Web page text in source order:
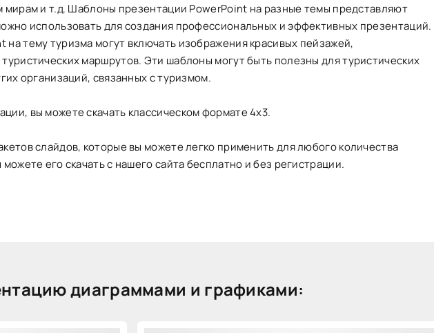
и т.д. Шаблоны презентации PowerPoint на разные темы представляют
использовать для создания профессиональных и эффективных презентаций.
тему туризма могут включать изображения красивых пейзажей,
маршрутов. Эти шаблоны могут быть полезны для туристических
организаций, связанных с туризмом.
вы можете скачать классическом формате 4х3.
слайдов, которые вы можете легко применить для любого количества
его скачать с нашего сайта бесплатно и без регистрации.
диаграммами и графиками: